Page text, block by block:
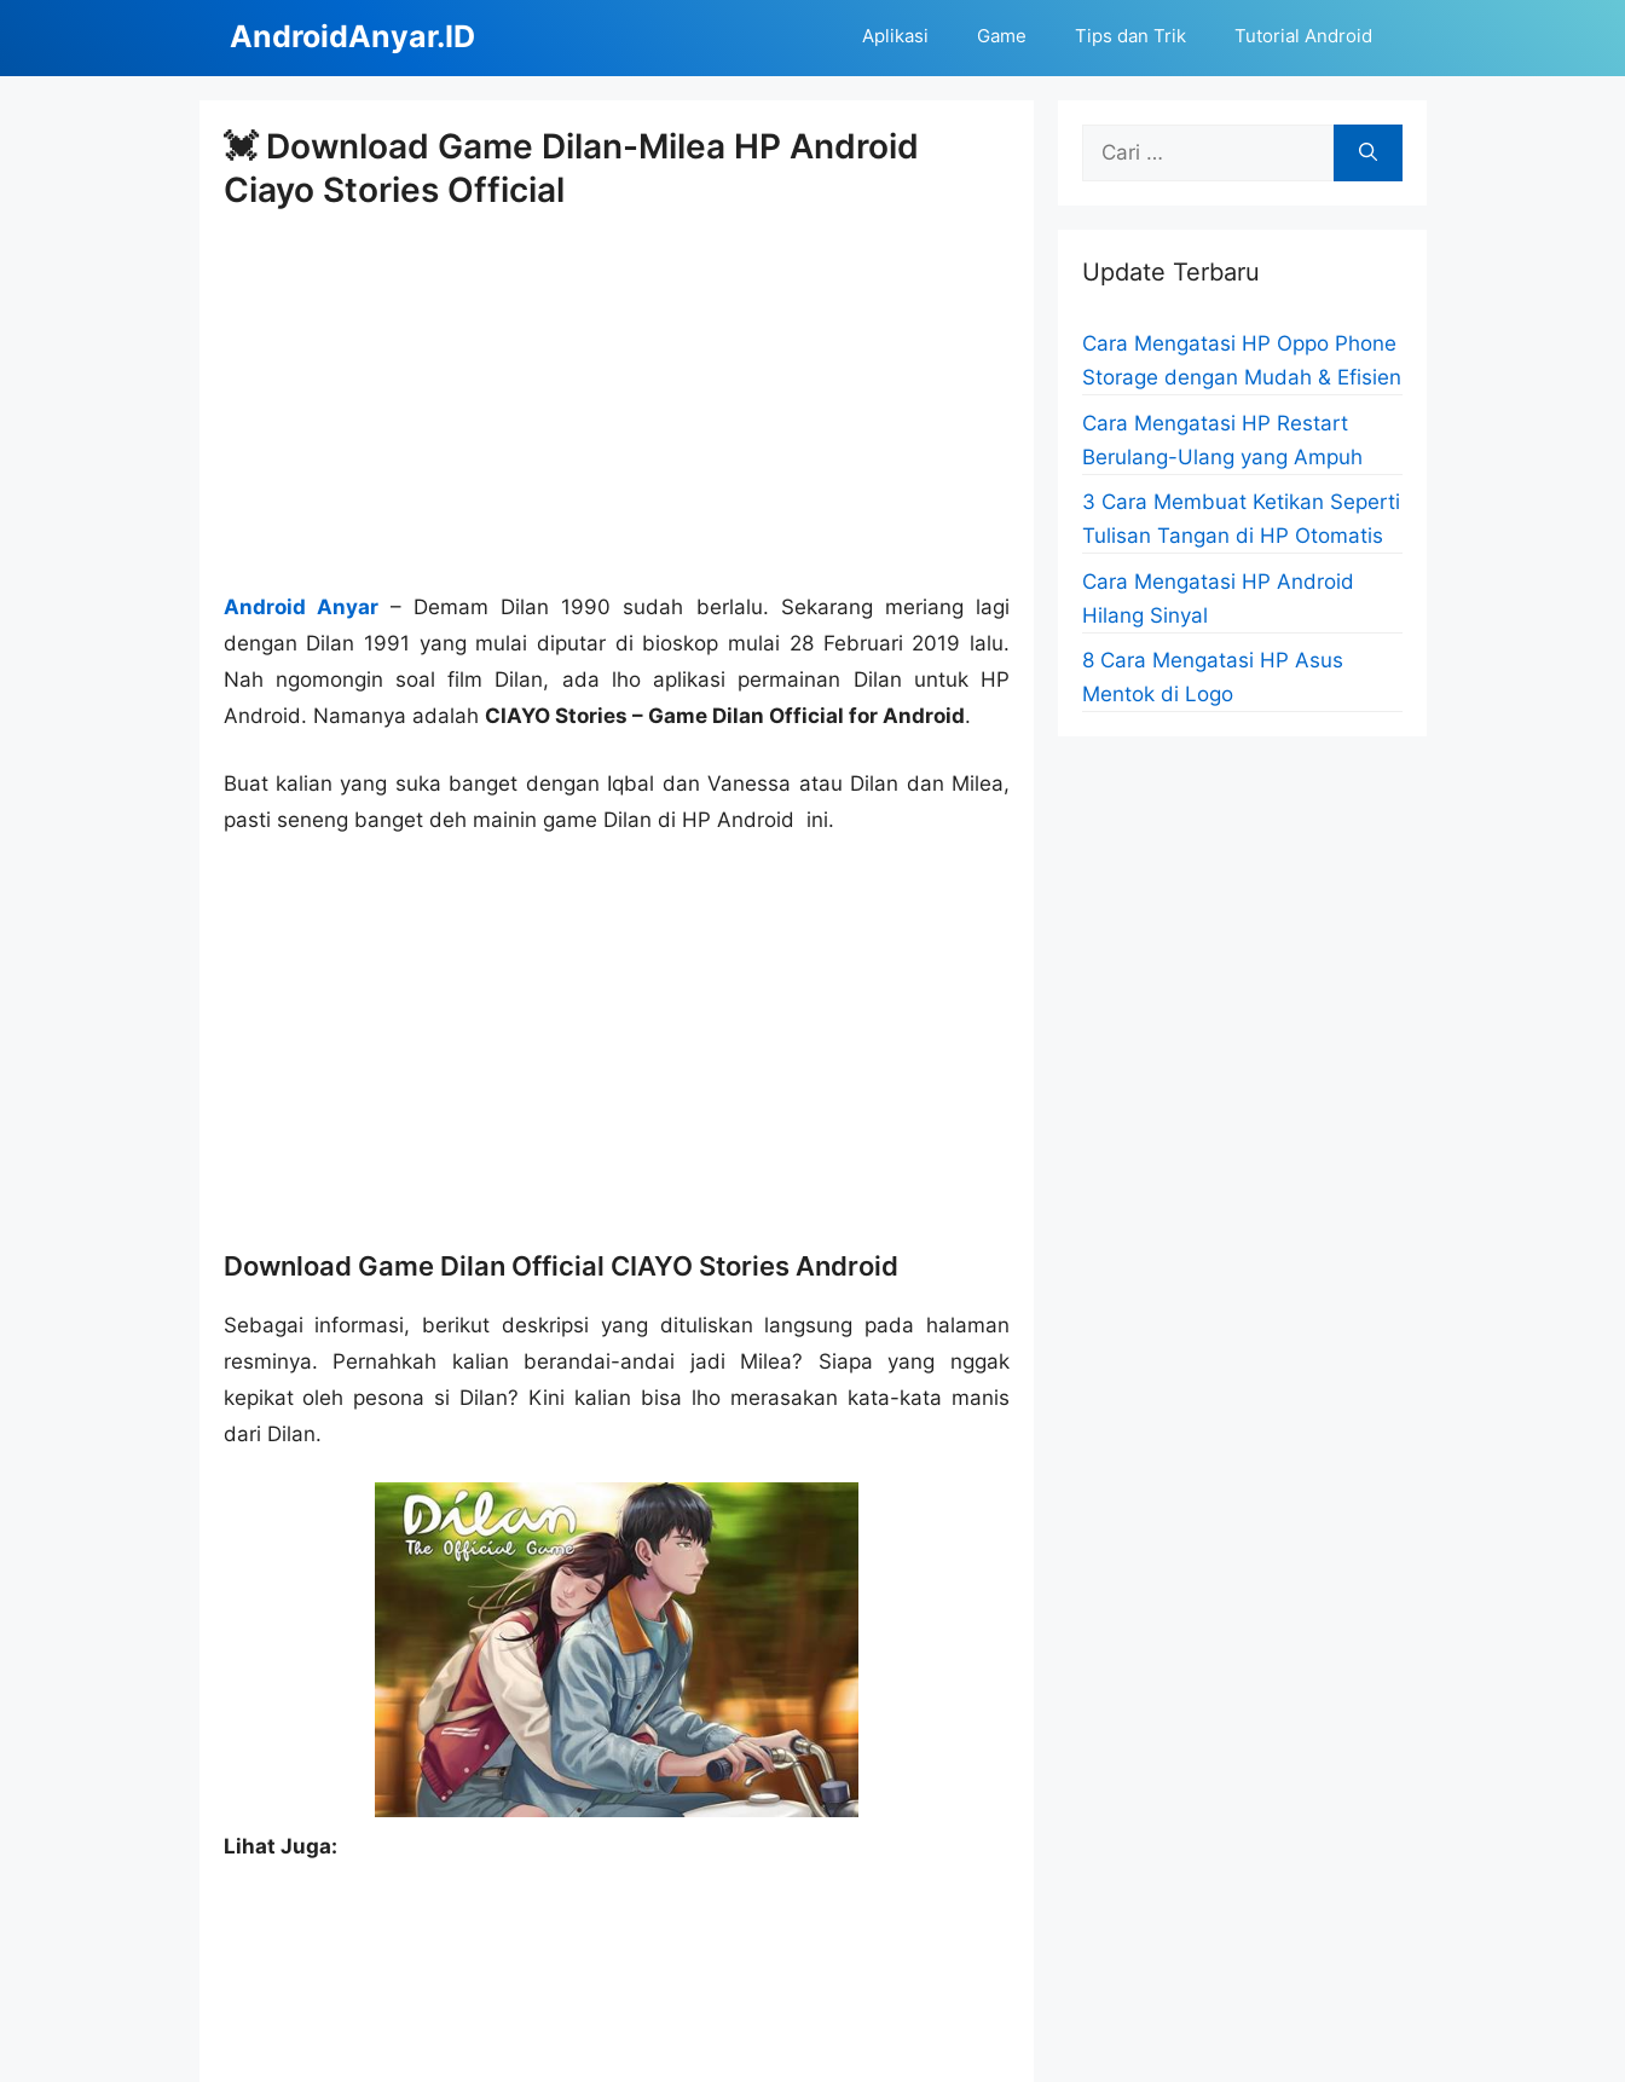
isi
AndroidAnyar.ID Aplikasi Game Tips dan Trik Tutorial Android
💓 Download Game Dilan-Milea HP Android
Ciayo Stories Official
Android Anyar– Demam Dilan 1990 sudah berlalu. Sekarang meriang lagi
dengan Dilan 1991 yang mulai diputar di bioskop mulai 28 Februari 2019 lalu.
Nah ngomongin soal film Dilan, ada lho aplikasi permainan Dilan untuk HP
Android. Namanya adalah CIAYO Stories – Game Dilan Official for Android.
Buat kalian yang suka banget dengan Iqbal dan Vanessa atau Dilan dan Milea,
pasti seneng banget deh mainin game Dilan di HP Android ini.
Download Game Dilan Official CIAYO Stories Android
Sebagai informasi, berikut deskripsi yang dituliskan langsung pada halaman
resminya. Pernahkah kalian berandai-andai jadi Milea? Siapa yang nggak
kepikat oleh pesona si Dilan? Kini kalian bisa lho merasakan kata-kata manis
dari Dilan.
Lihat Juga:
Cari
Update Terbaru
Cara Mengatasi HP Oppo Phone
Storage dengan Mudah & Efisien
Cara Mengatasi HP Restart
Berulang-Ulang yang Ampuh
3 Cara Membuat Ketikan Seperti
Tulisan Tangan di HP Otomatis
Cara Mengatasi HP Android
Hilang Sinyal
8 Cara Mengatasi HP Asus
Mentok di Logo